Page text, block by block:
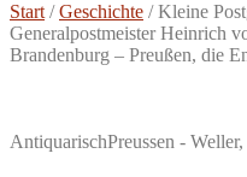
Start /Geschichte /Kleine
Generalpostmeister Heinrich
Brandenburg – Preußen, die
AntiquarischPreussen -